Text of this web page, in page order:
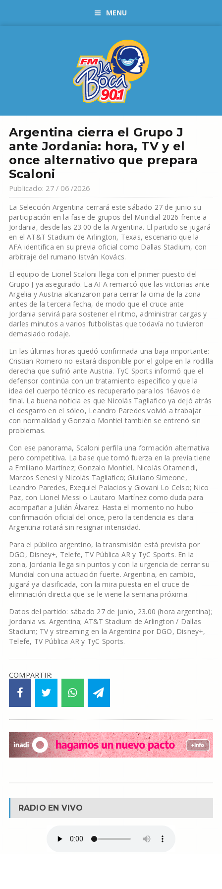
MENU
Argentina cierra el Grupo J
ante Jordania: hora, TV y el
once alternativo que prepara
Scaloni
Publicado: 27 / 06 /2026
La Selección Argentina cerrará este sábado 27 de junio su
participación en la fase de grupos del Mundial 2026 frente a
Jordania, desde las 23.00 de la Argentina. El partido se jugará
en el AT&T Stadium de Arlington, Texas, escenario que la
AFA identifica en su previa oficial como Dallas Stadium, con
arbitraje del rumano István Kovács.
El equipo de Lionel Scaloni llega con el primer puesto del
Grupo J ya asegurado. La AFA remarcó que las victorias ante
Argelia y Austria alcanzaron para cerrar la cima de la zona
antes de la tercera fecha, de modo que el cruce ante
Jordania servirá para sostener el ritmo, administrar cargas y
darles minutos a varios futbolistas que todavía no tuvieron
demasiado rodaje.
En las últimas horas quedó confirmada una baja importante:
Cristian Romero no estará disponible por el golpe en la rodilla
derecha que sufrió ante Austria. TyC Sports informó que el
defensor continúa con un tratamiento específico y que la
idea del cuerpo técnico es recuperarlo para los 16avos de
final. La buena noticia es que Nicolás Tagliafico ya dejó atrás
el desgarro en el sóleo, Leandro Paredes volvió a trabajar
con normalidad y Gonzalo Montiel también se entrenó sin
problemas.
Con ese panorama, Scaloni perfila una formación alternativa
pero competitiva. La base que tomó fuerza en la previa tiene
a Emiliano Martínez; Gonzalo Montiel, Nicolás Otamendi,
Marcos Senesi y Nicolás Tagliafico; Giuliano Simeone,
Leandro Paredes, Exequiel Palacios y Giovani Lo Celso; Nico
Paz, con Lionel Messi o Lautaro Martínez como duda para
acompañar a Julián Álvarez. Hasta el momento no hubo
confirmación oficial del once, pero la tendencia es clara:
Argentina rotará sin resignar intensidad.
Para el público argentino, la transmisión está prevista por
DGO, Disney+, Telefe, TV Pública AR y TyC Sports. En la
zona, Jordania llega sin puntos y con la urgencia de cerrar su
Mundial con una actuación fuerte. Argentina, en cambio,
jugará ya clasificada, con la mira puesta en el cruce de
eliminación directa que se le viene la semana próxima.
Datos del partido: sábado 27 de junio, 23.00 (hora argentina);
Jordania vs. Argentina; AT&T Stadium de Arlington / Dallas
Stadium; TV y streaming en la Argentina por DGO, Disney+,
Telefe, TV Pública AR y TyC Sports.
COMPARTIR:
RADIO EN VIVO